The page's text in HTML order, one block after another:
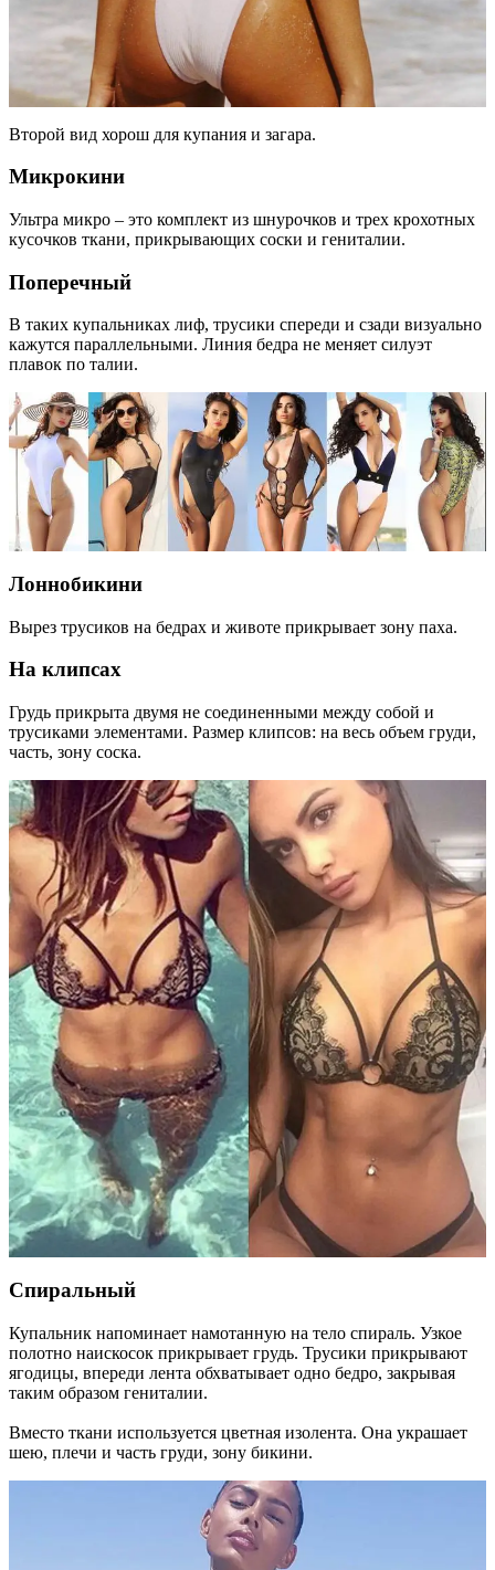
Второй вид хорош для купания и загара.
Микрокини
Ультра микро – это комплект из шнурочков и трех крохотных
кусочков ткани, прикрывающих соски и гениталии.
Поперечный
В таких купальниках лиф, трусики спереди и сзади визуально
кажутся параллельными. Линия бедра не меняет силуэт
плавок по талии.
Лоннобикини
Вырез трусиков на бедрах и животе прикрывает зону паха.
На клипсах
Грудь прикрыта двумя не соединенными между собой и
трусиками элементами. Размер клипсов: на весь объем груди,
часть, зону соска.
Спиральный
Купальник напоминает намотанную на тело спираль. Узкое
полотно наискосок прикрывает грудь. Трусики прикрывают
ягодицы, впереди лента обхватывает одно бедро, закрывая
таким образом гениталии.
Вместо ткани используется цветная изолента. Она украшает
шею, плечи и часть груди, зону бикини.